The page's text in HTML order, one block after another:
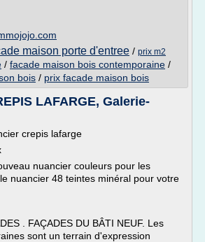
maison porte d'entree / prix m2
/ facade maison bois contemporaine /
bois / prix facade maison bois
LAFARGE, Galerie-
crepis lafarge
nuancier couleurs pour les
nuancier 48 teintes minéral pour votre
. FAÇADES DU BÂTI NEUF. Les
sont un terrain d'expression